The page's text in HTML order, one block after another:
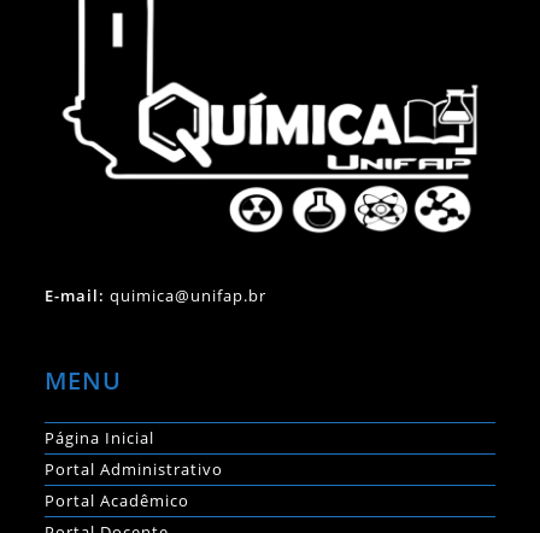
E-mail:quimica@unifap.br
MENU
Página Inicial
Portal Administrativo
Portal Acadêmico